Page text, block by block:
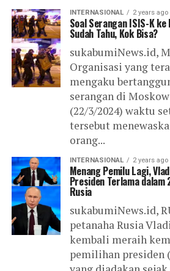
INTERNASIONAL 2 years ago
Soal Serangan ISIS-K
Sudah Tahu, Kok Bisa?
sukabumiNews.id,
Organisasi yang
mengaku
serangan di Moskow
(22/3/2024) waktu
tersebut
orang...
INTERNASIONAL 2 years ago
Menang Pemilu Lagi,
Presiden Terlama dalam
Rusia
sukabumiNews.id,
petanaha Rusia
kembali meraih
pemilihan presiden